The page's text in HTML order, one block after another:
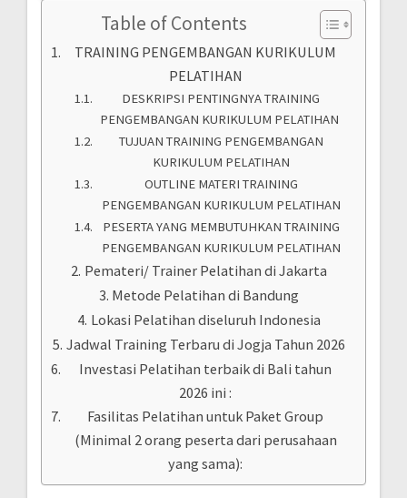
Table of Contents
TRAINING PENGEMBANGAN KURIKULUM
PELATIHAN
DESKRIPSI PENTINGNYA TRAINING
PENGEMBANGAN KURIKULUM PELATIHAN
TUJUAN TRAINING PENGEMBANGAN
KURIKULUM PELATIHAN
OUTLINE MATERI TRAINING
PENGEMBANGAN KURIKULUM PELATIHAN
PESERTA YANG MEMBUTUHKAN TRAINING
PENGEMBANGAN KURIKULUM PELATIHAN
Pemateri/ Trainer Pelatihan di Jakarta
Metode Pelatihan di Bandung
Lokasi Pelatihan diseluruh Indonesia
Jadwal Training Terbaru di Jogja Tahun 2026
Investasi Pelatihan terbaik di Bali tahun
2026 ini :
Fasilitas Pelatihan untuk Paket Group
(Minimal 2 orang peserta dari perusahaan
yang sama):